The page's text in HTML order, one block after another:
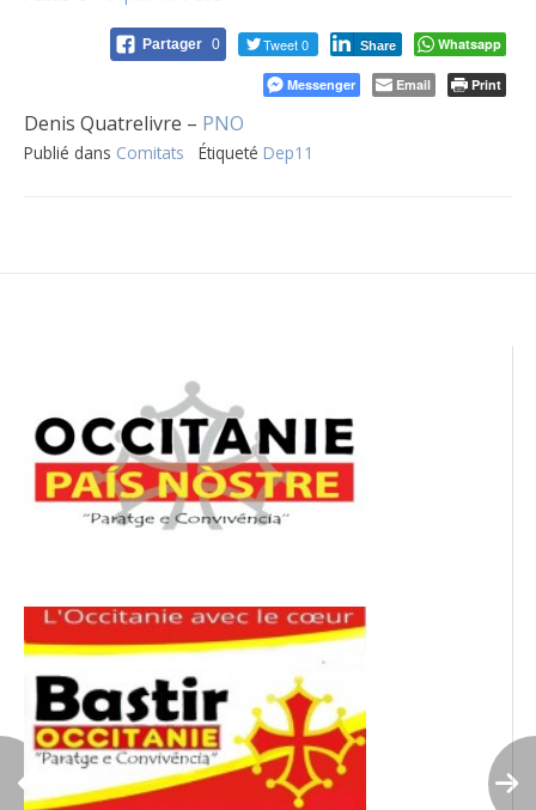
Partager 0 Tweet 0 Share Whatsapp
Messenger Email Print
Denis Quatrelivre – PNO
Publié dans Comitats Étiqueté Dep11